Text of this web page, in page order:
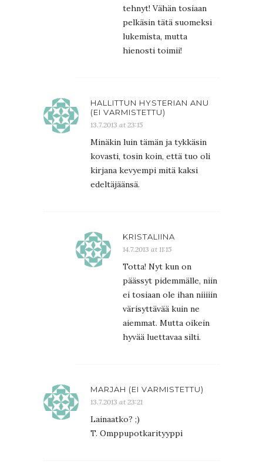
tehnyt! Vähän tosiaan
pelkäsin tätä suomeksi
lukemista, mutta
hienosti toimii!
HALLITTUN HYSTERIAN ANU
(EI VARMISTETTU)
13.7.2013 at 23:15
Minäkin luin tämän ja tykkäsin
kovasti, tosin koin, että tuo oli
kirjana kevyempi mitä kaksi
edeltäjäänsä.
KRISTALIINA
14.7.2013 at 11:15
Totta! Nyt kun on
päässyt pidemmälle, niin
ei tosiaan ole ihan niiiiin
värisyttävää kuin ne
aiemmat. Mutta oikein
hyvää luettavaa silti.
MARJAH (EI VARMISTETTU)
13.7.2013 at 23:21
Lainaatko? ;)
T. Omppupotkarityyppi